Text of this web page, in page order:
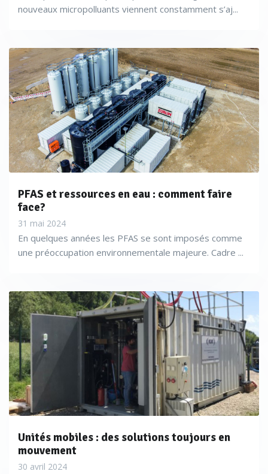
nouveaux micropolluants viennent constamment s’aj...
PFAS et ressources en eau : comment faire
face?
31 mai 2024
En quelques années les PFAS se sont imposés comme
une préoccupation environnementale majeure. Cadre ...
Unités mobiles : des solutions toujours en
mouvement
30 avril 2024